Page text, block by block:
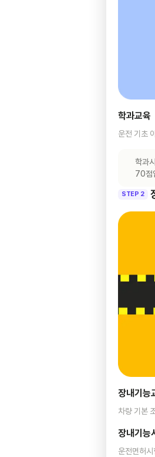
학과교육
운전 기초
학과
70점
STEP 2
장내기능
차량 기본
장내기능
운전면허